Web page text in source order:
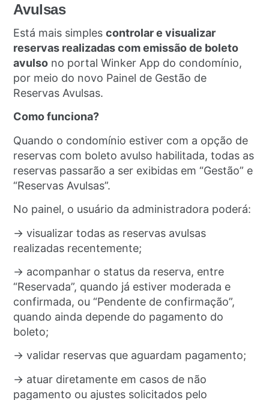
Avulsas
Está mais simplescontrolar e visualizar
reservas realizadas com emissão de boleto
avulso no portal Winker App do condomínio,
por meio do novo Painel de Gestão de
Reservas Avulsas.
Como funciona?
Quando o condomínio estiver com a opção de
reservas com boleto avulso habilitada, todas as
reservas passarão a ser exibidas em “Gestão” e
“Reservas Avulsas”.
No painel, o usuário da administradora poderá:
→ visualizar todas as reservas avulsas
realizadas recentemente;
→ acompanhar o status da reserva, entre
“Reservada”, quando já estiver moderada e
confirmada, ou “Pendente de confirmação”,
quando ainda depende do pagamento do
boleto;
→ validar reservas que aguardam pagamento;
→ atuar diretamente em casos de não
pagamento ou ajustes solicitados pelo